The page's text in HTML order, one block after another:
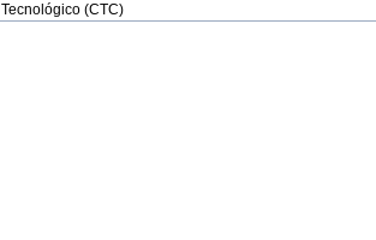
Tecnológico (CTC)